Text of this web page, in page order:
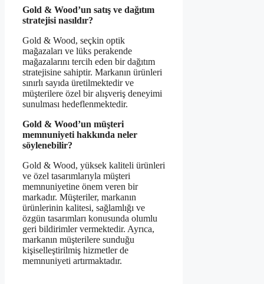
Gold & Wood’un satış ve dağıtım
stratejisi nasıldır?
Gold & Wood, seçkin optik
mağazaları ve lüks perakende
mağazalarını tercih eden bir dağıtım
stratejisine sahiptir. Markanın ürünleri
sınırlı sayıda üretilmektedir ve
müşterilere özel bir alışveriş deneyimi
sunulması hedeflenmektedir.
Gold & Wood’un müşteri
memnuniyeti hakkında neler
söylenebilir?
Gold & Wood, yüksek kaliteli ürünleri
ve özel tasarımlarıyla müşteri
memnuniyetine önem veren bir
markadır. Müşteriler, markanın
ürünlerinin kalitesi, sağlamlığı ve
özgün tasarımları konusunda olumlu
geri bildirimler vermektedir. Ayrıca,
markanın müşterilere sunduğu
kişiselleştirilmiş hizmetler de
memnuniyeti artırmaktadır.